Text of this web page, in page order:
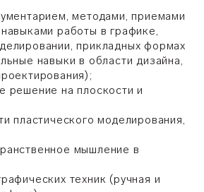
методами, приемами
работы в графике,
прикладных формах
навыки в области дизайна,
решение на плоскости и
пластического моделирования,
мышление в
техник (ручная и